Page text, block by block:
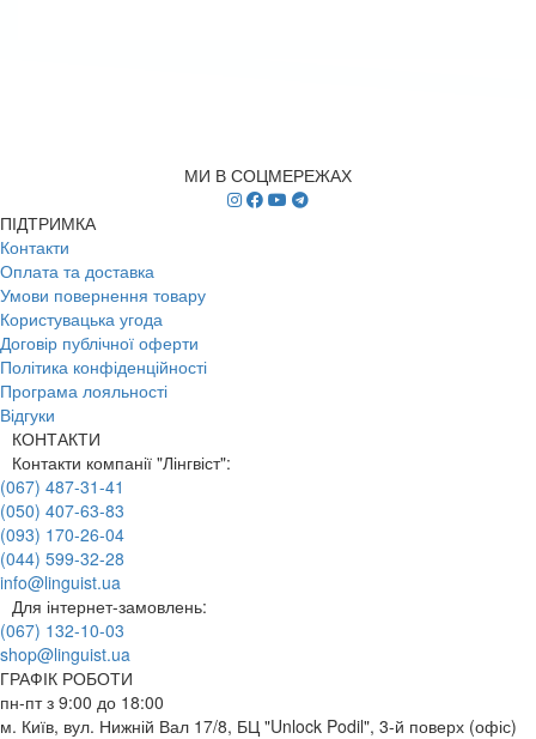
МИ В СОЦМЕРЕЖАХ
ПІДТРИМКА
Контакти
Оплата та доставка
Умови повернення товару
Користувацька угода
Договір публічної оферти
Політика конфіденційності
Програма лояльності
Відгуки
КОНТАКТИ
Контакти компанії "Лінгвіст":
(067) 487-31-41
(050) 407-63-83
(093) 170-26-04
(044) 599-32-28
info@linguist.ua
Для інтернет-замовлень:
(067) 132-10-03
shop@linguist.ua
ГРАФІК РОБОТИ
пн-пт з 9:00 до 18:00
м. Київ, вул. Нижній Вал 17/8, БЦ "Unlock Podil", 3-й поверх (офіс)